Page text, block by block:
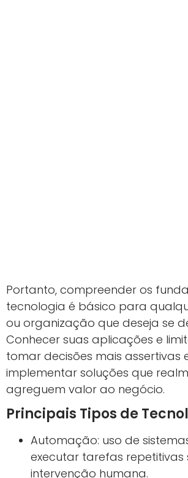
Portanto, compreender os
tecnologia é básico para
ou organização que deseja se
Conhecer suas aplicações e
tomar decisões mais assertivas
implementar soluções que
agreguem valor ao negócio.
Principais Tipos de
Automação: uso de
executar tarefas repetitivas
intervenção humana.